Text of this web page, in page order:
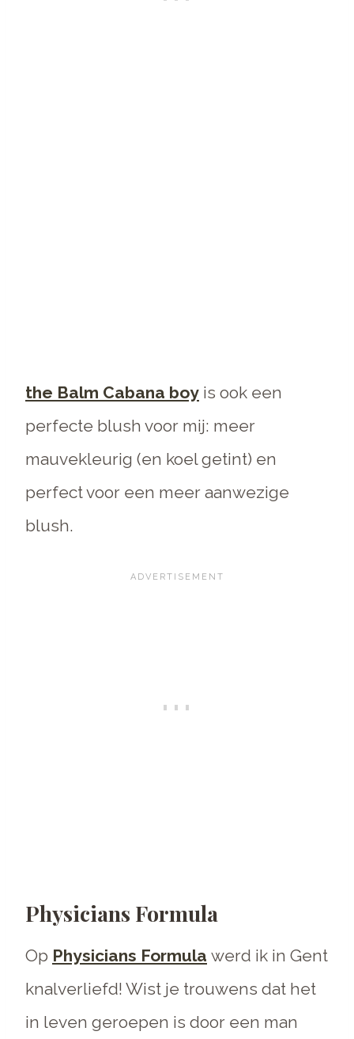
the Balm Cabana boy is ook een
perfecte blush voor mij: meer
mauvekleurig (en koel getint) en
perfect voor een meer aanwezige
blush.
Physicians Formula
Op Physicians Formula werd ik in Gent
knalverliefd! Wist je trouwens dat het
in leven geroepen is door een man